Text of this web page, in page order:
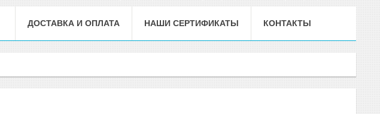
ДОСТАВКА И ОПЛАТА НАШИ СЕРТИФИКАТЫ КОНТАКТЫ